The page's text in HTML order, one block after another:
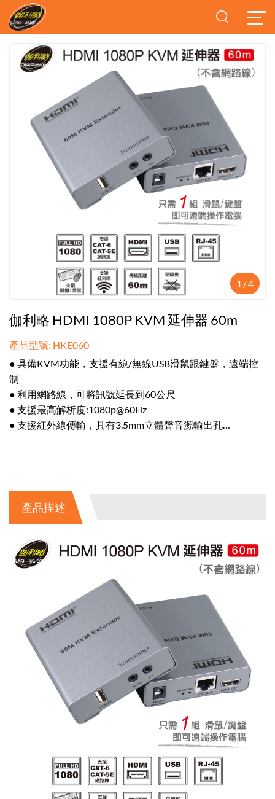
1 /4
伽利略 HDMI 1080P KVM 延伸器 60m
產品型號: HKE060
● 具備KVM功能，支援有線/無線USB滑鼠跟鍵盤，遠端控
制
● 利用網路線，可將訊號延長到60公尺
● 支援最高解析度:1080p@60Hz
● 支援紅外線傳輸，具有3.5mm立體聲音源輸出孔
產品描述